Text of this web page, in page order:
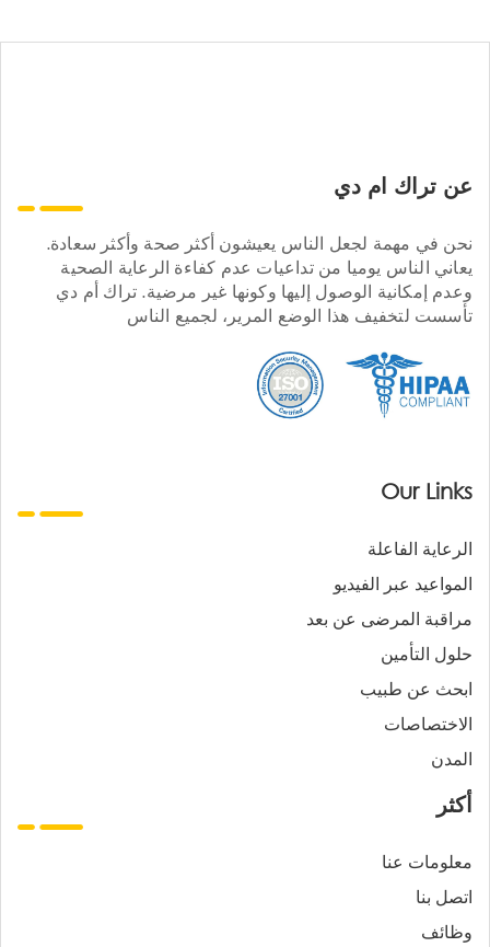
عن تراك ام دي
نحن في مهمة لجعل الناس يعيشون أكثر صحة وأكثر سعادة.
يعاني الناس يوميا من تداعيات عدم كفاءة الرعاية الصحية
وعدم إمكانية الوصول إليها وكونها غير مرضية. تراك أم دي
تأسست لتخفيف هذا الوضع المرير، لجميع الناس
Our Links
الرعاية الفاعلة
المواعيد عبر الفيديو
مراقبة المرضى عن بعد
حلول التأمين
ابحث عن طبيب
الاختصاصات
المدن
أكثر
معلومات عنا
اتصل بنا
وظائف